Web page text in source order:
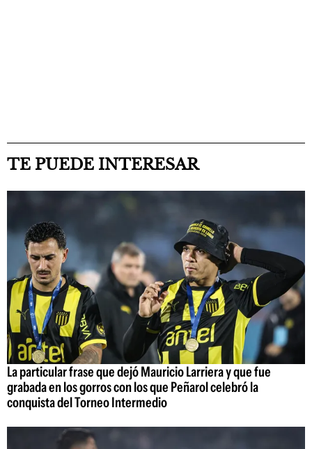
TE PUEDE INTERESAR
La particular frase que dejó Mauricio Larriera y que fue
grabada en los gorros con los que Peñarol celebró la
conquista del Torneo Intermedio